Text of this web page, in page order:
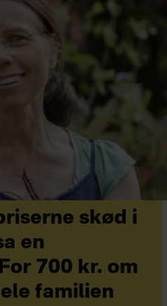
skød i
en
700 kr. om
familien